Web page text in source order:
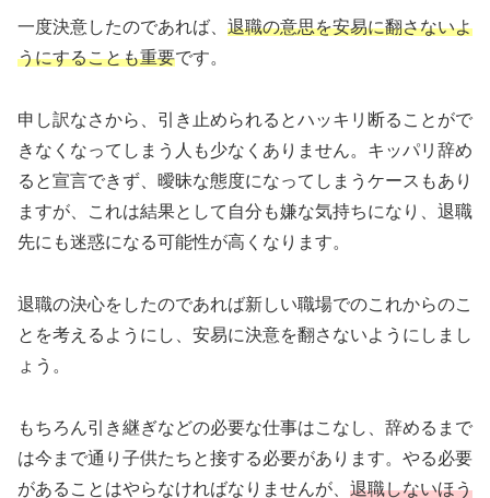
一度決意したのであれば、 退職の意思を安易に翻さないよ
うにすることも重要です。
申し訳なさから、引き止められるとハッキリ断ることがで
きなくなってしまう人も少なくありません。キッパリ辞め
ると宣言できず、曖昧な態度になってしまうケースもあり
ますが、これは結果として自分も嫌な気持ちになり、退職
先にも迷惑になる可能性が高くなります。
退職の決心をしたのであれば新しい職場でのこれからのこ
とを考えるようにし、安易に決意を翻さないようにしまし
ょう。
もちろん引き継ぎなどの必要な仕事はこなし、辞めるまで
は今まで通り子供たちと接する必要があります。やる必要
があることはやらなければなりませんが、 退職しないほう